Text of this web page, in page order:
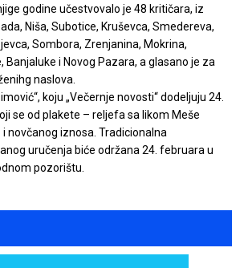
godine učestvovalo je 48 kritičara, iz
Niša, Subotice, Kruševca, Smedereva,
Sombora, Zrenjanina, Mokrina,
Banjaluke i Novog Pazara, a glasano je za
naslova.
koju „Večernje novosti“ dodeljuju 24.
se od plakete – reljefa sa likom Meše
novčanog iznosa. Tradicionalna
uručenja biće održana 24. februara u
pozorištu.